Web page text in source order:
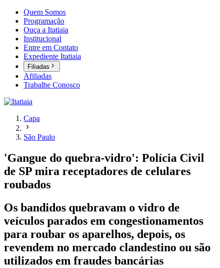
Quem Somos
Programação
Ouça a Itatiaia
Institucional
Entre em Contato
Expediente Itatiaia
Filiadas
Afiliadas
Trabalhe Conosco
Capa
São Paulo
'Gangue do quebra-vidro': Polícia Civil
de SP mira receptadores de celulares
roubados
Os bandidos quebravam o vidro de
veículos parados em congestionamentos
para roubar os aparelhos, depois, os
revendem no mercado clandestino ou são
utilizados em fraudes bancárias